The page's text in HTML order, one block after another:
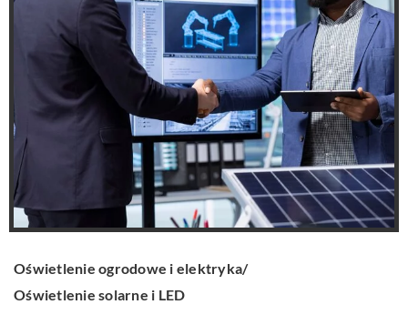
Oświetlenie ogrodowe i elektryka/
Oświetlenie solarne i LED